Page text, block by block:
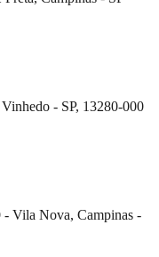
- SP, 13280-000
Vila Nova, Campinas -